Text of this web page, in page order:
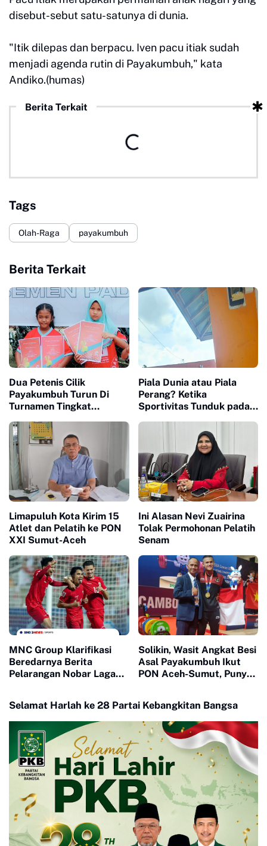
disebut-sebut satu-satunya di dunia.
"Itik dilepas dan berpacu. Iven pacu itiak sudah
menjadi agenda rutin di Payakumbuh," kata
Andiko.(humas)
Berita Terkait
Tags
Olah-Raga payakumbuh
Berita Terkait
Dua Petenis Cilik
Payakumbuh Turun Di
Turnamen Tingkat
Piala Dunia atau Piala
Perang? Ketika
Sportivitas Tunduk pada
Limapuluh Kota Kirim 15
Atlet dan Pelatih ke PON
XXI Sumut-Aceh
Ini Alasan Nevi Zuairina
Tolak Permohonan Pelatih
Senam
MNC Group Klarifikasi
Beredarnya Berita
Pelarangan Nobar Laga
Solikin, Wasit Angkat Besi
Asal Payakumbuh Ikut
PON Aceh-Sumut, Punya
Selamat Harlah ke 28 Partai Kebangkitan Bangsa